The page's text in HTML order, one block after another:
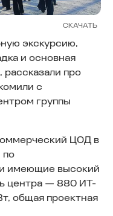
СКАЧАТЬ
экскурсию,
и основная
про
с
группы
ЦОД в
по
имеющие высокий
центра — 880 ИТ-
общая проектная